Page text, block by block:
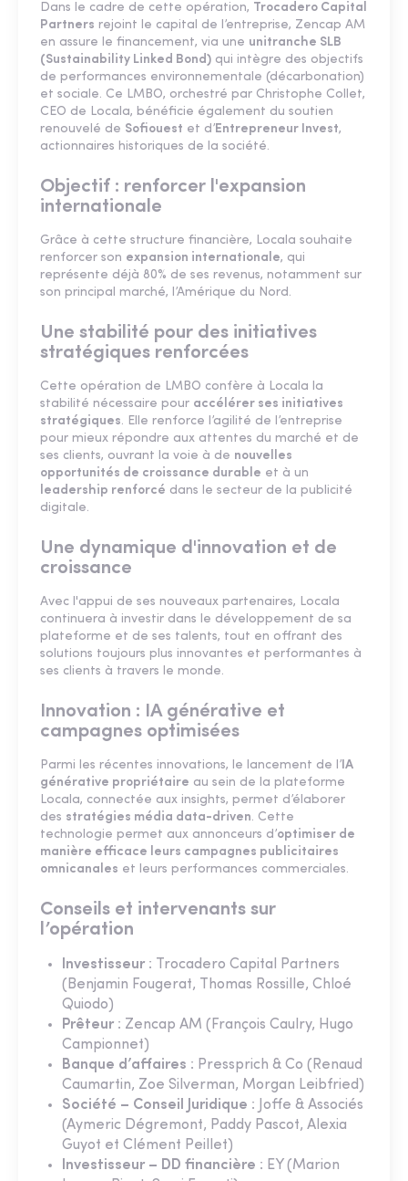
Dans le cadre de cette opération, Trocadero Capital
Partners rejoint le capital de l’entreprise, Zencap AM
en assure le financement, via une unitranche SLB
(Sustainability Linked Bond) qui intègre des objectifs
de performances environnementale (décarbonation)
et sociale. Ce LMBO, orchestré par Christophe Collet,
CEO de Locala, bénéficie également du soutien
renouvelé de Sofiouest et d’Entrepreneur Invest,
actionnaires historiques de la société.
Objectif : renforcer l'expansion
internationale
Grâce à cette structure financière, Locala souhaite
renforcer son expansion internationale, qui
représente déjà 80% de ses revenus, notamment sur
son principal marché, l’Amérique du Nord.
Une stabilité pour des initiatives
stratégiques renforcées
Cette opération de LMBO confère à Locala la
stabilité nécessaire pour accélérer ses initiatives
stratégiques. Elle renforce l’agilité de l’entreprise
pour mieux répondre aux attentes du marché et de
ses clients, ouvrant la voie à de nouvelles
opportunités de croissance durable et à un
leadership renforcé dans le secteur de la publicité
digitale.
Une dynamique d'innovation et de
croissance
Avec l'appui de ses nouveaux partenaires, Locala
continuera à investir dans le développement de sa
plateforme et de ses talents, tout en offrant des
solutions toujours plus innovantes et performantes à
ses clients à travers le monde.
Innovation : IA générative et
campagnes optimisées
Parmi les récentes innovations, le lancement de l’IA
générative propriétaire au sein de la plateforme
Locala, connectée aux insights, permet d’élaborer
des stratégies média data-driven. Cette
technologie permet aux annonceurs d’optimiser de
manière efficace leurs campagnes publicitaires
omnicanales et leurs performances commerciales.
Conseils et intervenants sur
l’opération
Investisseur : Trocadero Capital Partners
(Benjamin Fougerat, Thomas Rossille, Chloé
Quiodo)
Prêteur : Zencap AM (François Caulry, Hugo
Campionnet)
Banque d’affaires : Pressprich & Co (Renaud
Caumartin, Zoe Silverman, Morgan Leibfried)
Société – Conseil Juridique : Joffe & Associés
(Aymeric Dégremont, Paddy Pascot, Alexia
Guyot et Clément Peillet)
Investisseur – DD financière : EY (Marion